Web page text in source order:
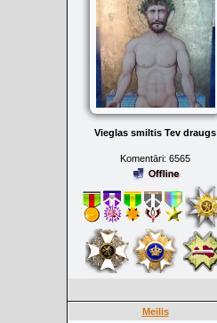
Vieglas smiltis Tev draugs
Komentāri: 6565
Meilis